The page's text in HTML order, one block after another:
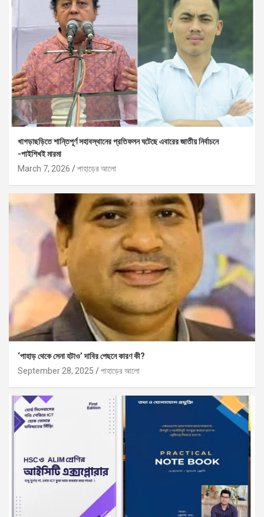
খাগড়াছড়িতে শান্তিপূর্ণ সহাবস্থানের প্রতিফলন ঘটেছে এবারের জাতীয় নির্বাচনে
-পাইশিখই মারমা
March 7, 2026
পাহাড়ের আলো
‘পাহাড় থেকে সেনা হটাও’ দাবির পেছনে কারণ কী?
September 28, 2025
পাহাড়ের আলো